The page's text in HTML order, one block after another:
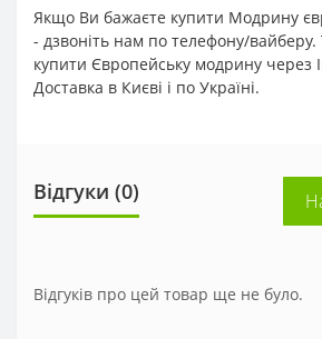
Якщо Ви бажаєте купити Модрину
- дзвоніть нам по телефону/
купити Європейську модрину через
Доставка в Києві і по Україні.
Відгуки (0)
Відгуків про цей товар ще не було.